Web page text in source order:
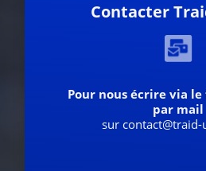
Contacter
Pour nous écrire via
par mail
sur